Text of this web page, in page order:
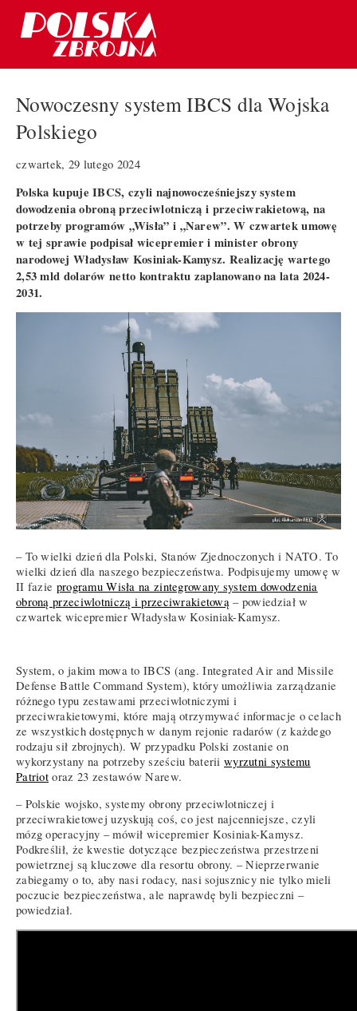
Nowoczesny system IBCS dla Wojska
Polskiego
czwartek, 29 lutego 2024
Polska kupuje IBCS, czyli najnowocześniejszy system
dowodzenia obroną przeciwlotniczą i przeciwrakietową, na
potrzeby programów „Wisła” i „Narew”. W czwartek umowę
w tej sprawie podpisał wicepremier i minister obrony
narodowej Władysław Kosiniak-Kamysz. Realizację wartego
2,53 mld dolarów netto kontraktu zaplanowano na lata 2024-
2031.
– To wielki dzień dla Polski, Stanów Zjednoczonych i NATO. To
wielki dzień dla naszego bezpieczeństwa. Podpisujemy umowę w
II fazie programu Wisła na zintegrowany system dowodzenia
obroną przeciwlotniczą i przeciwrakietową – powiedział w
czwartek wicepremier Władysław Kosiniak-Kamysz.
System, o jakim mowa to IBCS (ang. Integrated Air and Missile
Defense Battle Command System), który umożliwia zarządzanie
różnego typu zestawami przeciwlotniczymi i
przeciwrakietowymi, które mają otrzymywać informacje o celach
ze wszystkich dostępnych w danym rejonie radarów (z każdego
rodzaju sił zbrojnych). W przypadku Polski zostanie on
wykorzystany na potrzeby sześciu bateriiwyrzutni systemu
Patriot oraz 23 zestawów Narew.
– Polskie wojsko, systemy obrony przeciwlotniczej i
przeciwrakietowej uzyskują coś, co jest najcenniejsze, czyli
mózg operacyjny – mówił wicepremier Kosiniak-Kamysz.
Podkreślił, że kwestie dotyczące bezpieczeństwa przestrzeni
powietrznej są kluczowe dla resortu obrony. – Nieprzerwanie
zabiegamy o to, aby nasi rodacy, nasi sojusznicy nie tylko mieli
poczucie bezpieczeństwa, ale naprawdę byli bezpieczni –
powiedział.